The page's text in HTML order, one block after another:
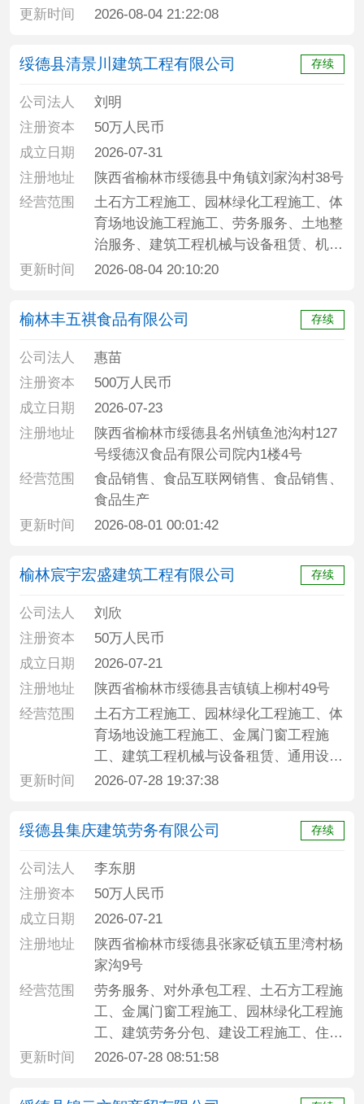
理、工程和技术研究和试验发展、技术服
术转让、技术推广、发电业务、输电业
务、供、电业务
更新时间 2026-08-04 21:22:08
绥德县清景川建筑工程有限公司 存续
公司法人
刘明
注册资本
50万人民币
成立日期
2026-07-31
注册地址
陕西省榆林市绥德县中角镇刘家沟村38号
经营范围
土石方工程施工、园林绿化工程施工、体
育场地设施工程施工、劳务服务、土地整
治服务、建筑工程机械与设备租赁、机械
设备租赁、建筑防水卷材产品销售、建筑
销售、建筑用钢筋产品销售、水泥制品销
售、五金产品零售、装卸搬运、建设工程
施工、施工专业作业、建筑劳务分包、住
更新时间 2026-08-04 20:10:20
榆林丰五祺食品有限公司 存续
公司法人
惠苗
注册资本
500万人民币
成立日期
2026-07-23
注册地址
陕西省榆林市绥德县名州镇鱼池沟村127
号绥德汉食品有限公司院内1楼4号
经营范围
食品销售、食品互联网销售、食品销售、
食品生产
更新时间
2026-08-01 00:01:42
榆林宸宇宏盛建筑工程有限公司 存续
公司法人
刘欣
注册资本
50万人民币
成立日期
2026-07-21
注册地址
陕西省榆林市绥德县吉镇镇上柳村49号
经营范围
土石方工程施工、园林绿化工程施工、体
育场地设施工程施工、金属门窗工程施
工、建筑工程机械与设备租赁、通用设备
修理、家具安装和维修服务、住宅水电安
建筑防水卷材产品销售、金属材料销售、
非金属矿及制品销售、建筑材料销售、轻
质建筑材料销售、建筑装饰材料销售、建
售、防火封堵材料销售、水泥制品销售、
劳动保护用品销售、消防器材销售、非电
力家用器具销售、电工器材销售、电子产
品销售、林业产品销售
更新时间 2026-07-28 19:37:38
绥德县集庆建筑劳务有限公司 存续
公司法人
李东朋
注册资本
50万人民币
成立日期
2026-07-21
注册地址
陕西省榆林市绥德县张家砭镇五里湾村杨
家沟9号
经营范围
劳务服务、对外承包工程、土石方工程施
工、金属门窗工程施工、园林绿化工程施
工、建筑劳务分包、建设工程施工、住宅
室内装饰装修
更新时间 2026-07-28 08:51:58